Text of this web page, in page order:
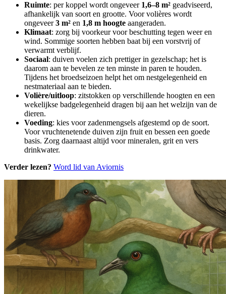
Ruimte: per koppel wordt ongeveer 1,6–8 m² geadviseerd,
afhankelijk van soort en grootte. Voor volières wordt
ongeveer3 m² en 1,8 m hoogte aangeraden.
Klimaat: zorg bij voorkeur voor beschutting tegen weer en
wind. Sommige soorten hebben baat bij een vorstvrij of
verwarmt verblijf.
Sociaal: duiven voelen zich prettiger in gezelschap; het is
daarom aan te bevelen ze ten minste in paren te houden.
Tijdens het broedseizoen helpt het om nestgelegenheid en
nestmateriaal aan te bieden.
Volière/uitloop: zitstokken op verschillende hoogten en een
wekelijkse badgelegenheid dragen bij aan het welzijn van de
dieren.
Voeding: kies voor zadenmengsels afgestemd op de soort.
Voor vruchtenetende duiven zijn fruit en bessen een goede
basis. Zorg daarnaast altijd voor mineralen, grit en vers
drinkwater.
Verder lezen? Word lid van Aviornis